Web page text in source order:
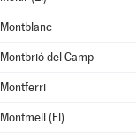
Montblanc
Montbrió del Camp
Montferri
Montmell (El)